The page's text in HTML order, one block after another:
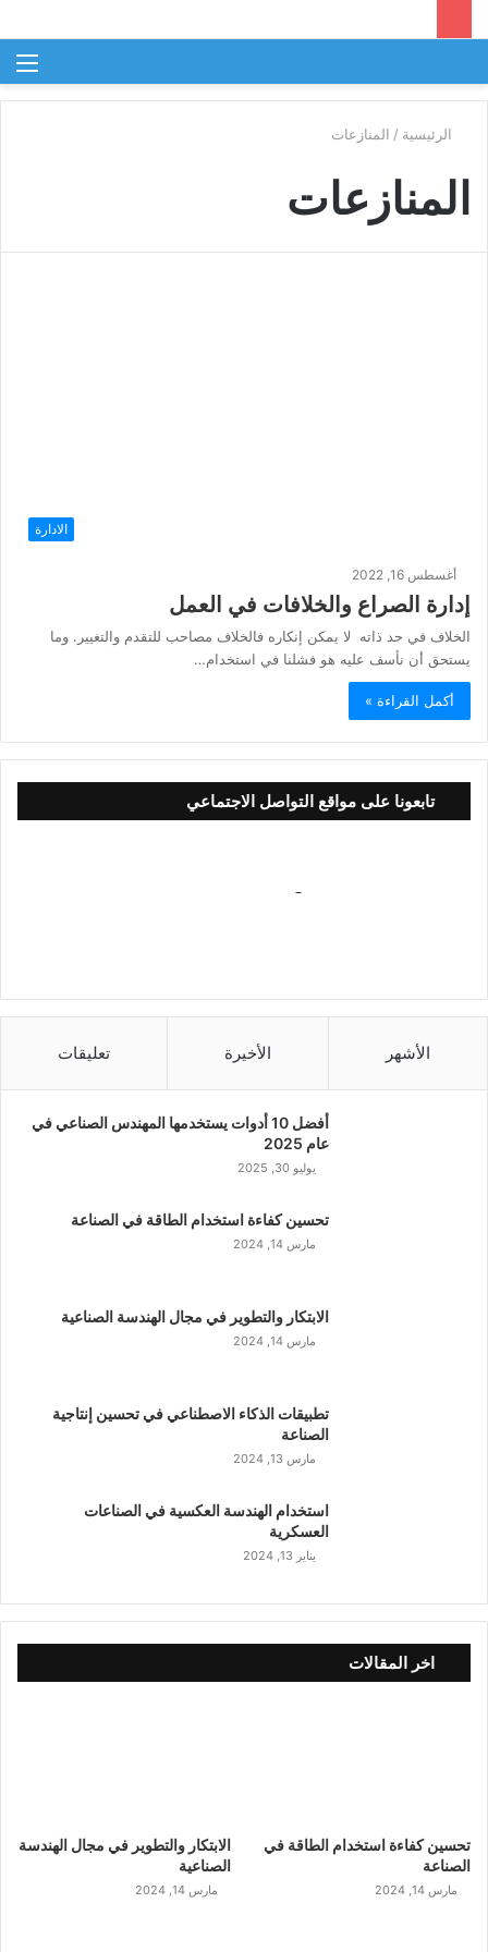
الرئيسية / المنازعات
المنازعات
الادارة
أغسطس 16, 2022
إدارة الصراع والخلافات في العمل
الخلاف في حد ذاته لا يمكن إنكاره فالخلاف مصاحب للتقدم والتغيير. وما
يستحق أن نأسف عليه هو فشلنا في استخدام…
أكمل القراءة »
تابعونا على مواقع التواصل الاجتماعي
الأشهر الأخيرة تعليقات
أفضل 10 أدوات يستخدمها المهندس الصناعي في
عام 2025
يوليو 30, 2025
تحسين كفاءة استخدام الطاقة في الصناعة
مارس 14, 2024
الابتكار والتطوير في مجال الهندسة الصناعية
مارس 14, 2024
تطبيقات الذكاء الاصطناعي في تحسين إنتاجية
الصناعة
مارس 13, 2024
استخدام الهندسة العكسية في الصناعات
العسكرية
يناير 13, 2024
اخر المقالات
تحسين كفاءة استخدام الطاقة في
الصناعة
مارس 14, 2024
الابتكار والتطوير في مجال الهندسة
الصناعية
مارس 14, 2024